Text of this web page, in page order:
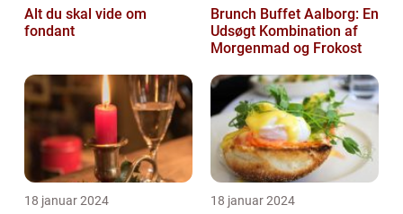
Alt du skal vide om
fondant
Brunch Buffet Aalborg: En
Udsøgt Kombination af
Morgenmad og Frokost
18 januar 2024 18 januar 2024